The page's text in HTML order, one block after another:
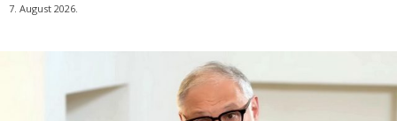
7. August 2026.